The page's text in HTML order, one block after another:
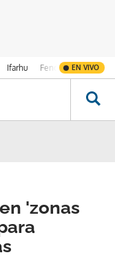
Ifarhu Fenómeno de El
EN VIVO
'zonas